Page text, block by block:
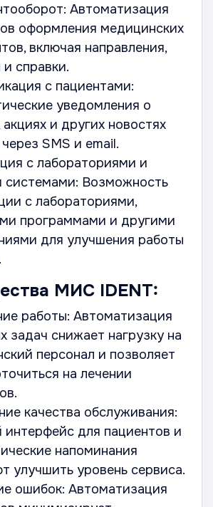
Автоматизация
оформления медицинских
включая направления,
справки.
с пациентами:
уведомления о
акциях и других новостях
SMS и email.
с лабораториями и
системами: Возможность
с лабораториями,
программами и другими
для улучшения работы
МИС IDENT:
работы: Автоматизация
задач снижает нагрузку на
персонал и позволяет
на лечении
качества обслуживания:
интерфейс для пациентов и
напоминания
улучшить уровень сервиса.
ошибок: Автоматизация